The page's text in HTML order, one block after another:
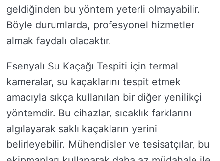
geldiğinden bu yöntem yeterli olmayabilir.
Böyle durumlarda, profesyonel hizmetler
almak faydalı olacaktır.
Esenyalı Su Kaçağı Tespiti için termal
kameralar, su kaçaklarını tespit etmek
amacıyla sıkça kullanılan bir diğer yenilikçi
yöntemdir. Bu cihazlar, sıcaklık farklarını
algılayarak saklı kaçakların yerini
belirleyebilir. Mühendisler ve tesisatçılar, bu